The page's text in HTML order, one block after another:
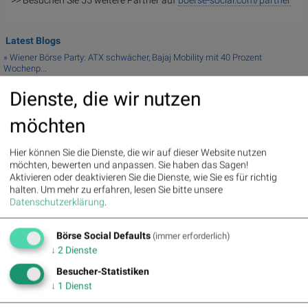
Latest Blogs
» Wiener Börse Party: ATX schwächer, Bajaj Mobility mit 40 Prozent
Wochenp...
» Österreich-Depots: Weekend-Bilanz (Depot Kommentar)
» Börsegeschichte 7.8.: Extremes zu Palfinger (Börse Geschichte)
(BörseGes...
» Nachlese: 10 Vokabel, um Asta besser zu verstehen; Stella Langthaler (au...
» PIR-News: Post, Kontron (Christine Petzwinkler)
» (Christian Drastil)
» Wiener Börse zu Mittag schwächer: Bajaj Mobility, FACC und Agrana gesucht
» Börse-Inputs auf Spotify zu u.a. Jugend fragt Asta nach dem
Geschäftsmod...
» ATX-Trends: VIG, AT&S, Erste Group, Verbund ...
Useletter
Die Useletter "Morning Xpresso" und "Evening Xtrakt" heben sich deutlich von
den gängigen Newslettern ab. Beispiele ansehen bzw. kostenfrei anmelden.
Dienste, die wir nutzen
möchten
Hier können Sie die Dienste, die wir auf dieser Website nutzen
möchten, bewerten und anpassen. Sie haben das Sagen!
Aktivieren oder deaktivieren Sie die Dienste, wie Sie es für richtig
halten. Um mehr zu erfahren, lesen Sie bitte unsere
Datenschutzerklärung.
Börse Social Defaults (immer erforderlich)
↓ 2 Dienste
Besucher-Statistiken
↓ 1 Dienst